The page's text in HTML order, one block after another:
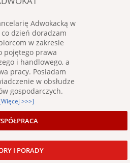
Adwokacką w
dzień doradzam
w zakresie
pojętego prawa
i handlowego, a
pracy. Posiadam
w obsłudze
gospodarczych.
[Więcej >>>]
I PORADY